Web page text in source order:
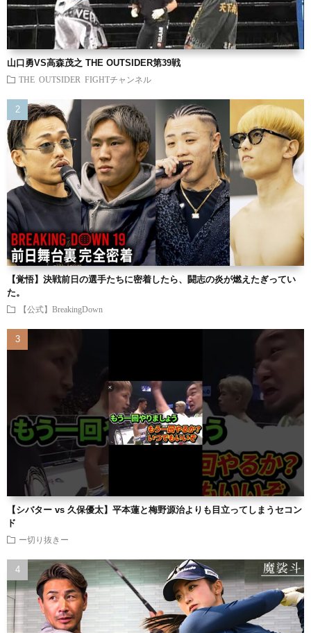
山口勇VS高森茂之 THE OUTSIDER第39戦
THE OUTSIDER FIGHTチャンネル
【覚悟】決戦前日の選手たちに密着したら、闘志の炎が燃えたぎってい
た。
【公式】BreakingDown
【シバター vs 久保優太】平本蓮と梅野源治よりも目立ってしまうセコン
ド
ー切り抜きー